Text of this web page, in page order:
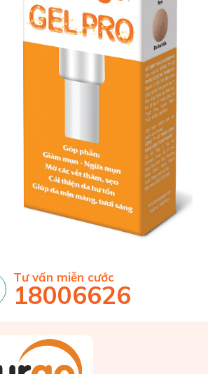
Tư vấn miễn cước
18006626